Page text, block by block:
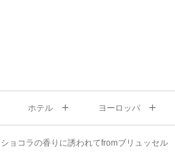
ホテル ヨーロッパ
ョコラの香りに誘われてfromブリュッセル